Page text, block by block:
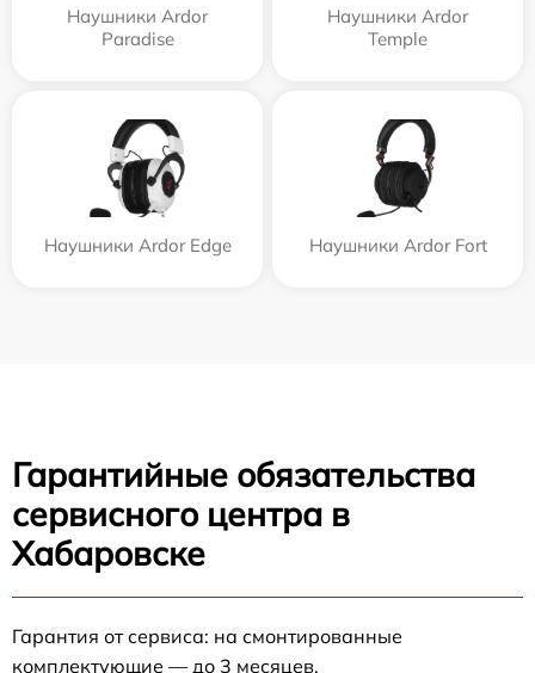
Наушники Ardor
Paradise
Наушники Ardor
Temple
Наушники Ardor Edge Наушники Ardor Fort
Гарантийные обязательства
сервисного центра в
Хабаровске
Гарантия от сервиса: на смонтированные
комплектующие — до 3 месяцев.